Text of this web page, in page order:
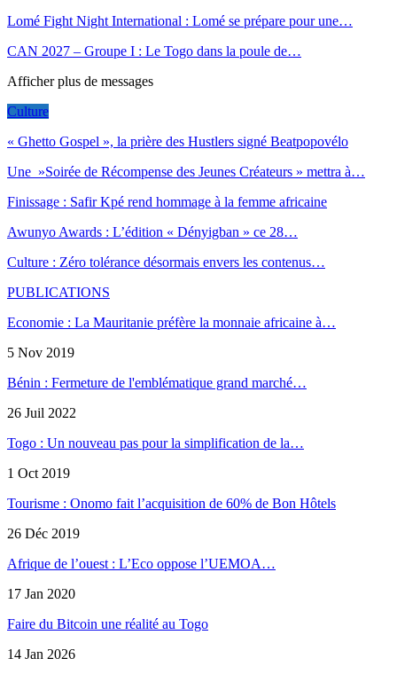
Lomé Fight Night International : Lomé se prépare pour une…
CAN 2027 – Groupe I : Le Togo dans la poule de…
Afficher plus de messages
Culture
« Ghetto Gospel », la prière des Hustlers signé Beatpopovélo
Une »Soirée de Récompense des Jeunes Créateurs » mettra à…
Finissage : Safir Kpé rend hommage à la femme africaine
Awunyo Awards : L’édition « Dényigban » ce 28…
Culture : Zéro tolérance désormais envers les contenus…
PUBLICATIONS
Economie : La Mauritanie préfère la monnaie africaine à…
5 Nov 2019
Bénin : Fermeture de l'emblématique grand marché…
26 Juil 2022
Togo : Un nouveau pas pour la simplification de la…
1 Oct 2019
Tourisme : Onomo fait l’acquisition de 60% de Bon Hôtels
26 Déc 2019
Afrique de l’ouest : L’Eco oppose l’UEMOA…
17 Jan 2020
Faire du Bitcoin une réalité au Togo
14 Jan 2026